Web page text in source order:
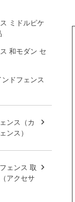
ミドルピケ
和モダン セ
ドフェンス
ンス（カ
ンス）
ェンス 取
アクセサ